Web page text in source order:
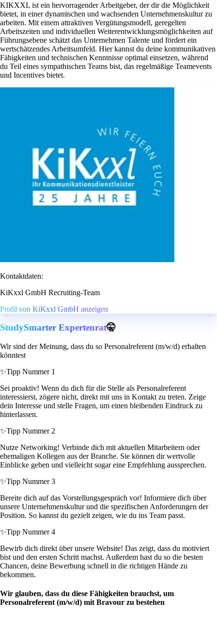
KIKXXL ist ein hervorragender Arbeitgeber, der dir die Möglichkeit
bietet, in einer dynamischen und wachsenden Unternehmenskultur zu
arbeiten. Mit einem attraktiven Vergütungsmodell, geregelten
Arbeitszeiten und individuellen Weiterentwicklungsmöglichkeiten auf
Führungsebene schätzt das Unternehmen Talente und fördert ein
wertschätzendes Arbeitsumfeld. Hier kannst du deine kommunikativen
Fähigkeiten und technischen Kenntnisse optimal einsetzen, während
du Teil eines sympathischen Teams bist, das regelmäßige Teamevents
und Incentives bietet.
Kontaktdaten:
KiKxxl GmbH Recruiting-Team
Profil von KiKxxl GmbH anzeigen
StudySmarter Expertenrat🤫
Wir sind der Meinung, dass du so Personalreferent (m/w/d) erhalten
könntest
✨Tipp Nummer 1
Sei proaktiv! Wenn du dich für die Stelle als Personalreferent
interessierst, zögere nicht, direkt mit uns in Kontakt zu treten. Zeige
dein Interesse und stelle Fragen, um einen bleibenden Eindruck zu
hinterlassen.
✨Tipp Nummer 2
Nutze Networking! Verbinde dich mit aktuellen Mitarbeitern oder
ehemaligen Kollegen aus der Branche. Sie können dir wertvolle
Einblicke geben und vielleicht sogar eine Empfehlung aussprechen.
✨Tipp Nummer 3
Bereite dich auf das Vorstellungsgespräch vor! Informiere dich über
unsere Unternehmenskultur und die spezifischen Anforderungen der
Position. So kannst du gezielt zeigen, wie du ins Team passt.
✨Tipp Nummer 4
Bewirb dich direkt über unsere Website! Das zeigt, dass du motiviert
bist und den ersten Schritt machst. Außerdem hast du so die besten
Chancen, deine Bewerbung schnell in die richtigen Hände zu
bekommen.
Wir glauben, dass du diese Fähigkeiten brauchst, um
Personalreferent (m/w/d) mit Bravour zu bestehen